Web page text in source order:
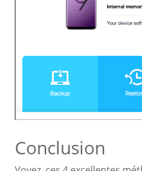
Conclusion